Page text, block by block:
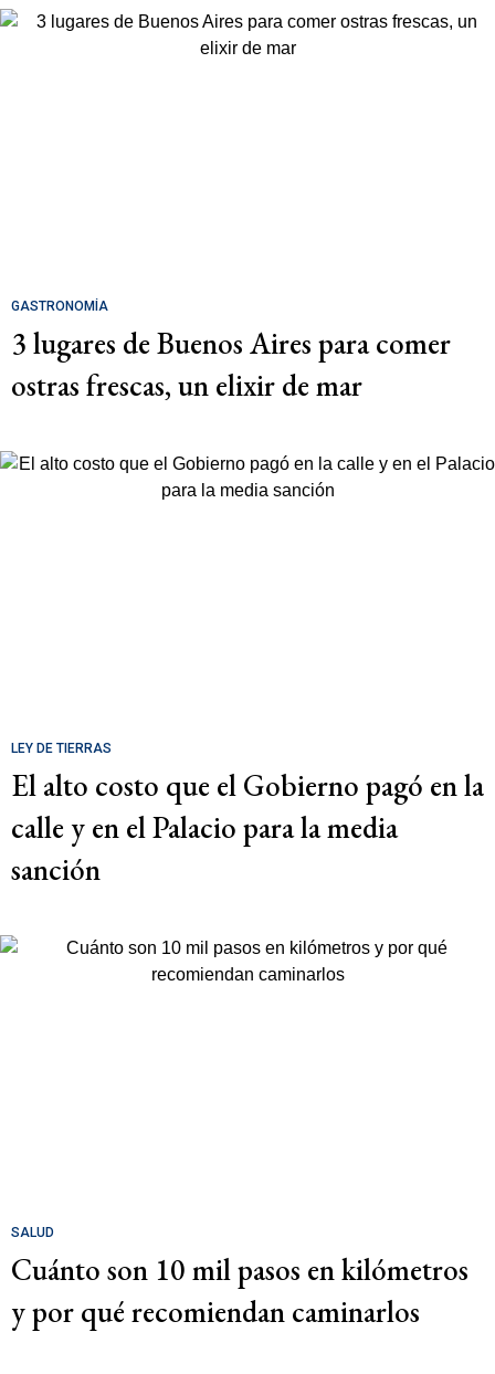
GASTRONOMÍA
3 lugares de Buenos Aires para comer
ostras frescas, un elixir de mar
LEY DE TIERRAS
El alto costo que el Gobierno pagó en la
calle y en el Palacio para la media
sanción
SALUD
Cuánto son 10 mil pasos en kilómetros
y por qué recomiendan caminarlos